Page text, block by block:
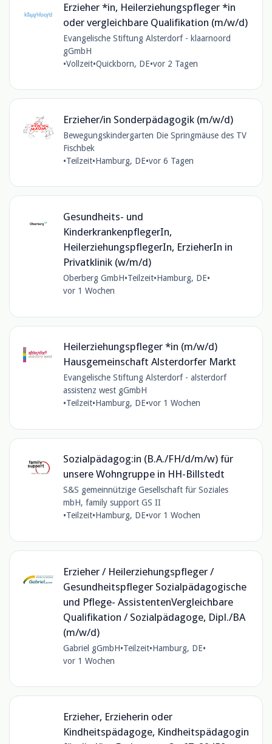
Erzieher *in, Heilerziehungspfleger *in
oder vergleichbare Qualifikation (m/w/d)
Evangelische Stiftung Alsterdorf - klaarnoord
gGmbH
•Vollzeit•Quickborn, DE•vor 2 Tagen
Erzieher/in Sonderpädagogik (m/w/d)
Bewegungskindergarten Die Springmäuse des TV
Fischbek
•Teilzeit•Hamburg, DE•vor 6 Tagen
Gesundheits- und
KinderkrankenpflegerIn,
HeilerziehungspflegerIn, ErzieherIn in
Privatklinik (w/m/d)
Oberberg GmbH•Teilzeit•Hamburg, DE•
vor 1 Wochen
Heilerziehungspfleger *in (m/w/d)
Hausgemeinschaft Alsterdorfer Markt
Evangelische Stiftung Alsterdorf - alsterdorf
assistenz west gGmbH
•Teilzeit•Hamburg, DE•vor 1 Wochen
Sozialpädagog:in (B.A./FH/d/m/w) für
unsere Wohngruppe in HH-Billstedt
S&S gemeinnützige Gesellschaft für Soziales
mbH, family support GS II
•Teilzeit•Hamburg, DE•vor 1 Wochen
Erzieher / Heilerziehungspfleger /
Gesundheitspfleger Sozialpädagogische
und Pflege- AssistentenVergleichbare
Qualifikation / Sozialpädagoge, Dipl./BA
(m/w/d)
Gabriel gGmbH•Teilzeit•Hamburg, DE•
vor 1 Wochen
Erzieher, Erzieherin oder
Kindheitspädagoge, Kindheitspädagogin